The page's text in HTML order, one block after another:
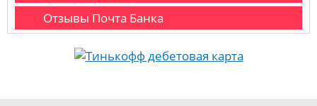
Отзывы Почта Банка